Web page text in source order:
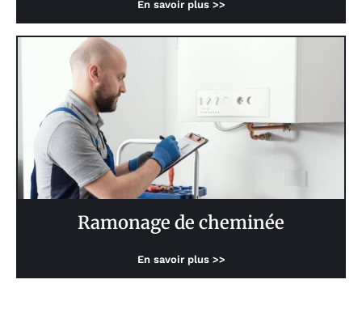
En savoir plus >>
Ramonage de cheminée
En savoir plus >>